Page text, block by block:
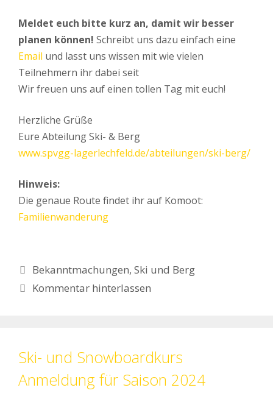
Meldet euch bitte kurz an, damit wir besser
planen können! Schreibt uns dazu einfach eine
Email und lasst uns wissen mit wie vielen
Teilnehmern ihr dabei seit
Wir freuen uns auf einen tollen Tag mit euch!
Herzliche Grüße
Eure Abteilung Ski- & Berg
www.spvgg-lagerlechfeld.de/abteilungen/ski-berg/
Hinweis:
Die genaue Route findet ihr auf Komoot:
Familienwanderung
Kategorien
Bekanntmachungen,Ski und Berg
Kommentar hinterlassen
Ski- und Snowboardkurs
Anmeldung für Saison 2024